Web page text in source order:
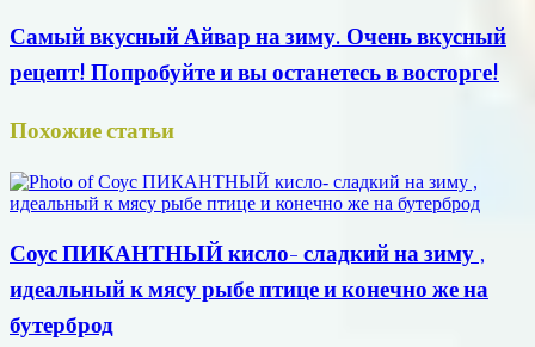
Самый вкусный Айвар на зиму. Очень вкусный
рецепт! Попробуйте и вы останетесь в восторге!
Похожие статьи
Соус ПИКАНТНЫЙ кисло- сладкий на зиму ,
идеальный к мясу рыбе птице и конечно же на
бутерброд